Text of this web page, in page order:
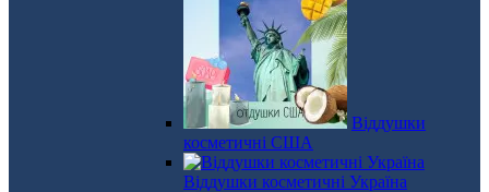
Віддушки
косметичні США
Віддушки косметичні Україна